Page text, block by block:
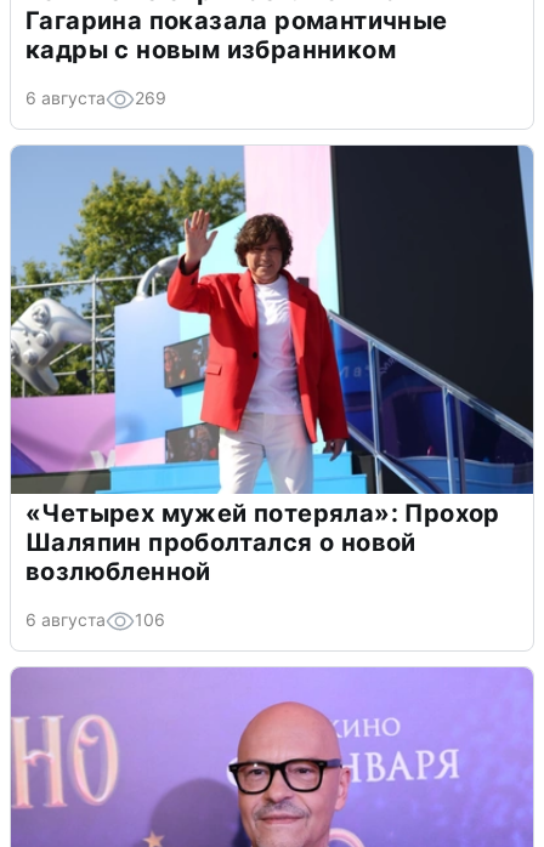
Гагарина показала романтичные
кадры с новым избранником
6 августа 269
«Четырех мужей потеряла»: Прохор
Шаляпин проболтался о новой
возлюбленной
6 августа 106